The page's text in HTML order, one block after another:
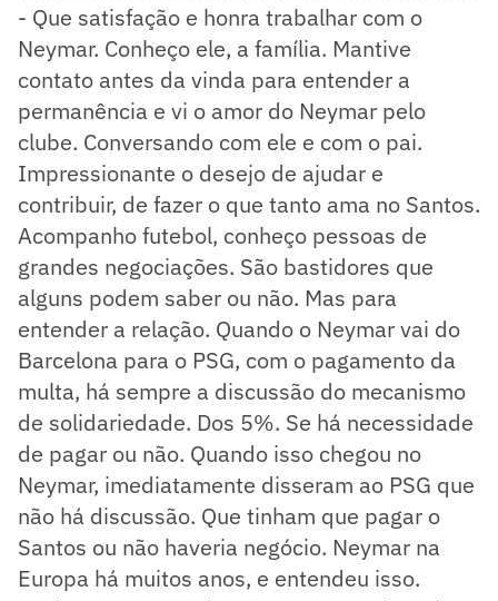
- Que satisfação e honra trabalhar com o
Neymar. Conheço ele, a família. Mantive
contato antes da vinda para entender a
permanência e vi o amor do Neymar pelo
clube. Conversando com ele e com o pai.
Impressionante o desejo de ajudar e
contribuir, de fazer o que tanto ama no Santos.
Acompanho futebol, conheço pessoas de
grandes negociações. São bastidores que
alguns podem saber ou não. Mas para
entender a relação. Quando o Neymar vai do
Barcelona para o PSG, com o pagamento da
multa, há sempre a discussão do mecanismo
de solidariedade. Dos 5%. Se há necessidade
de pagar ou não. Quando isso chegou no
Neymar, imediatamente disseram ao PSG que
não há discussão. Que tinham que pagar o
Santos ou não haveria negócio. Neymar na
Europa há muitos anos, e entendeu isso.